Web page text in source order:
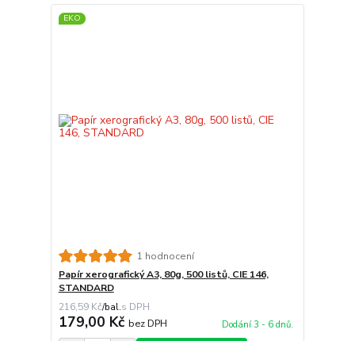
EKO
1 hodnocení
Papír xerografický A3, 80g, 500 listů, CIE 146,
STANDARD
216,59 Kč/bal.
179,00 Kč bez DPH Dodání 3 - 6 dnů.